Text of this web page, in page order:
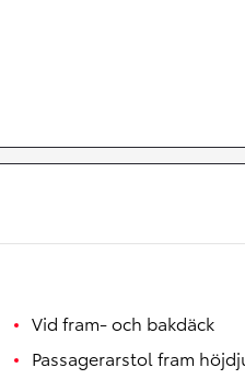
Vid fram- och bakdäck
Passagerarstol fram